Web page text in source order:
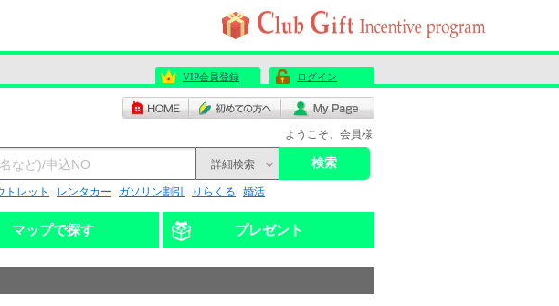
VIP会員登録 ログイン
ようこそ、会員様
詳細検索 検索
トレット レンタカー ガソリン割引 りらくる 婚活
マップで探す プレゼント